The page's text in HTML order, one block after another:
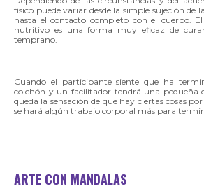
físico puede variar desde la simple sujeción de
hasta el contacto completo con el cuerpo.
nutritivo es una forma muy eficaz de
temprano.
Cuando el participante siente que ha
colchón y un facilitador tendrá una pequeña
queda la sensación de que hay ciertas cosas por
se hará algún trabajo corporal más para
ARTE CON MANDALAS